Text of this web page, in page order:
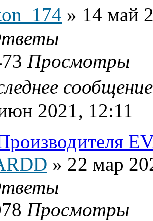
» 14 май
Просмотры
2021, 12:11
» 22 мар
Просмотры